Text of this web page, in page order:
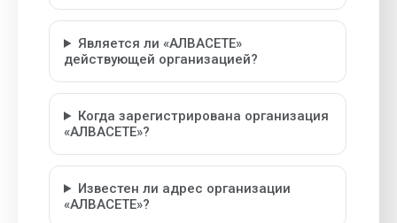
Является ли «АЛВАСЕТЕ»
действующей организацией?
Когда зарегистрирована организация
«АЛВАСЕТЕ»?
Известен ли адрес организации
«АЛВАСЕТЕ»?